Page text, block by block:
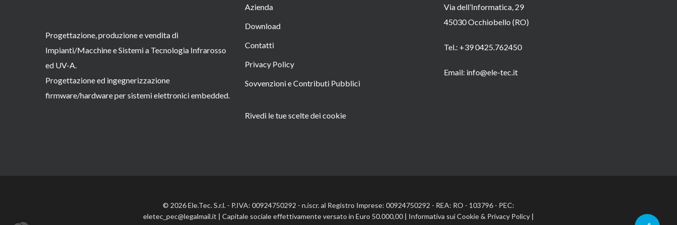
Progettazione, produzione e vendita di
Impianti/Macchine e Sistemi a Tecnologia Infrarosso
ed UV-A.
Progettazione ed ingegnerizzazione
firmware/hardware per sistemi elettronici embedded.
Azienda
Download
Contatti
Privacy Policy
Sovvenzioni e Contributi Pubblici
Rivedi le tue scelte dei cookie
Via dell’Informatica, 29
45030 Occhiobello (RO)
Tel.: +39 0425.762450
Email: info@ele-tec.it
© 2026 Ele.Tec. S.r.l. - P.IVA: 00924750292 - n.iscr. al Registro Imprese: 00924750292 - REA: RO - 103796 - PEC:
eletec_pec@legalmail.it | Capitale sociale effettivamente versato in Euro 50.000,00 | Informativa sui Cookie& Privacy Policy|